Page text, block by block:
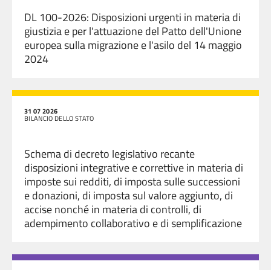
DL 100-2026: Disposizioni urgenti in materia di
giustizia e per l'attuazione del Patto dell'Unione
europea sulla migrazione e l'asilo del 14 maggio
2024
31 07 2026
BILANCIO DELLO STATO
Schema di decreto legislativo recante
disposizioni integrative e correttive in materia di
imposte sui redditi, di imposta sulle successioni
e donazioni, di imposta sul valore aggiunto, di
accise nonché in materia di controlli, di
adempimento collaborativo e di semplificazione